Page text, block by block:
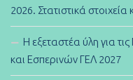
2026. Στατιστικά
Η εξεταστέα ύλη για
και Εσπερινών ΓΕΛ 2027